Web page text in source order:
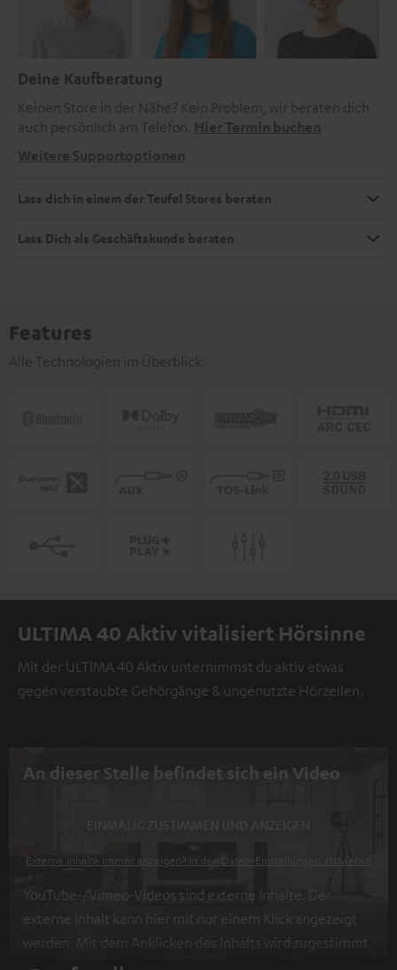
Deine Kaufberatung
Keinen Store in der Nähe? Kein Problem, wir beraten dich
auch persönlich am Telefon. Hier Termin buchen
Weitere Supportoptionen
Lass dich in einem der Teufel Stores beraten
Lass Dich als Geschäftskunde beraten
Features
Alle Technologien im Überblick
ULTIMA 40 Aktiv vitalisiert Hörsinne
Mit der ULTIMA 40 Aktiv unternimmst du aktiv etwas
gegen verstaubte Gehörgänge & ungenutzte Hörzellen.
An dieser Stelle befindet sich ein Video
Externe Inhalte immer anzeigen? In den Daten‑Einstellungen aktivieren
YouTube-/Vimeo-Videos sind externe Inhalte. Der
externe Inhalt kann hier mit nur einem Klick angezeigt
werden. Mit dem Anklicken des Inhalts wird zugestimmt,